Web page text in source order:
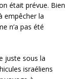
était prévue. Bien
empêcher la
n’a pas été
juste sous la
israéliens